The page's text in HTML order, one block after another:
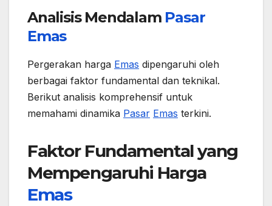
Analisis Mendalam Pasar
Emas
Pergerakan harga Emas dipengaruhi oleh
berbagai faktor fundamental dan teknikal.
Berikut analisis komprehensif untuk
memahami dinamika Pasar Emas terkini.
Faktor Fundamental yang
Mempengaruhi Harga
Emas